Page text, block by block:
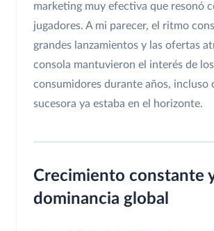
marketing muy efectiva que resonó
jugadores. A mi parecer, el ritmo
grandes lanzamientos y las ofertas
consola mantuvieron el interés de los
consumidores durante años, incluso
sucesora ya estaba en el horizonte.
Crecimiento constante
dominancia global